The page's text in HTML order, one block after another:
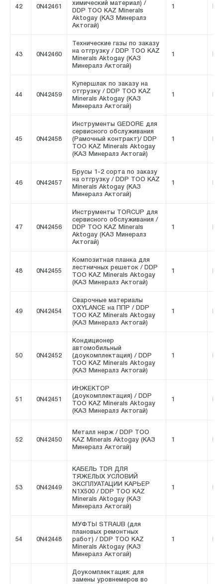
42 0N42461
химический материал) /
DDP ТОО KAZ Minerals
Aktogay (КАЗ Минералз
Актогай)
1
43 0N42460
Технические газы по заказу
на отгрузку / DDP ТОО KAZ
Minerals Aktogay (КАЗ
Минералз Актогай)
1
44 0N42459
Купершлак по заказу на
отгрузку / DDP ТОО KAZ
Minerals Aktogay (КАЗ
Минералз Актогай)
1
45 0N42458
Инструменты GEDORE для
сервисного обслуживания
(Рамочный контракт)/ DDP
ТОО KAZ Minerals Aktogay
(КАЗ Минералз Актогай)
1
46 0N42457
Брусы 1-2 сорта по заказу
на отгрузку / DDP ТОО KAZ
Minerals Aktogay (КАЗ
Минералз Актогай)
1
47 0N42456
Инструменты TORCUP для
сервисного обслуживания /
DDP ТОО KAZ Minerals
Aktogay (КАЗ Минералз
Актогай)
1
48 0N42455
Композитная планка для
лестничных решеток / DDP
ТОО KAZ Minerals Aktogay
(КАЗ Минералз Актогай)
1
49 0N42454
Сварочные материалы
OXYLANCE на ППР / DDP
ТОО KAZ Minerals Aktogay
(КАЗ Минералз Актогай)
1
50 0N42452
Кондиционер
автомобильный
(доукомплектация) / DDP
ТОО KAZ Minerals Aktogay
(КАЗ Минералз Актогай)
1
51 0N42451
ИНЖЕКТОР
(доукомплектация) / DDP
ТОО KAZ Minerals Aktogay
(КАЗ Минералз Актогай)
1
52 0N42450
Металл нерж / DDP ТОО
KAZ Minerals Aktogay (КАЗ
Минералз Актогай)
1
53 0N42449
КАБЕЛЬ TDR ДЛЯ
ТЯЖЕЛЫХ УСЛОВИЙ
ЭКСПЛУАТАЦИИ КАРЬЕР
N1X500 / DDP ТОО KAZ
Minerals Aktogay (КАЗ
Минералз Актогай)
1
54 0N42448
МУФТЫ STRAUB (для
плановых ремонтных
работ) / DDP ТОО KAZ
Minerals Aktogay (КАЗ
Минералз Актогай)
1
Доукомплектация: для
замены уровнемеров во